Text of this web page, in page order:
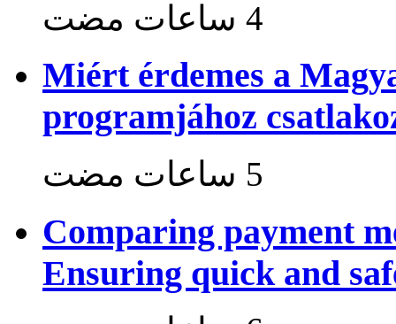
Miért érdemes a
programjához
Comparing payment
Ensuring quick and